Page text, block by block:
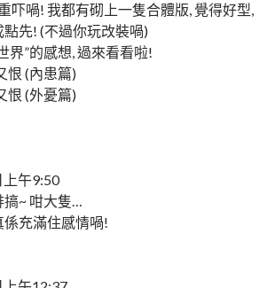
吓喎! 我都有砌上一隻合體版, 覺得好型,
先! (不過你玩改裝喎)
界”的感想, 過來看看啦!
恨 (內患篇)
恨 (外憂篇)
午9:50
搞~ 咁大隻…
充滿住感情喎!